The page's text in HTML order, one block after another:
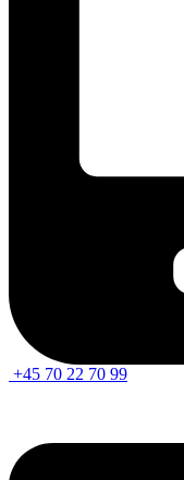
+45 70 22 70 99